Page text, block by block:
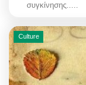
συγκίνησης.....
Culture